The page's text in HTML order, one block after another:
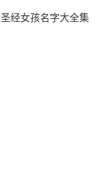
圣经女孩名字大全集